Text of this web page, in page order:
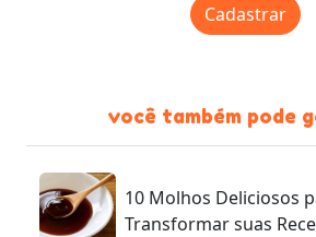
Cadastrar
você também pode
10 Molhos Deliciosos
Transformar suas